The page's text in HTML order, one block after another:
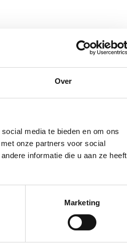
Over
media te bieden en om ons
onze partners voor social
informatie die u aan ze heeft
Marketing